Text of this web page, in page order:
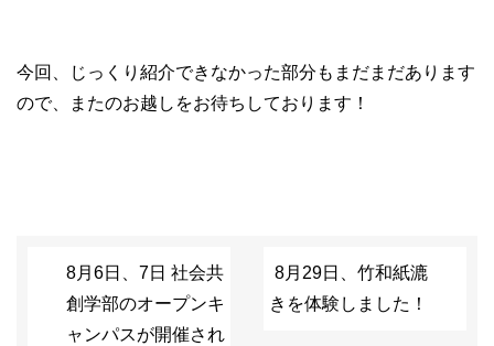
今回、じっくり紹介できなかった部分もまだまだあります
ので、またのお越しをお待ちしております！
8月6日、7日 社会共
創学部のオープンキ
ャンパスが開催され
8月29日、竹和紙漉
きを体験しました！